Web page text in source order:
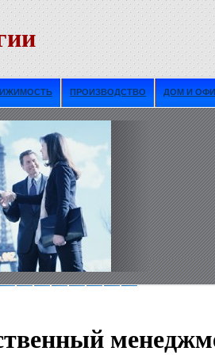
ПРОИЗВОДСТВО ДОМ И